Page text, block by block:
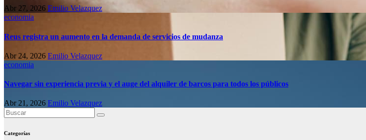
Abr 27, 2026 Emilio Velazquez
economia
Reus registra un aumento en la demanda de servicios de mudanza
Abr 24, 2026 Emilio Velazquez
economia
Navegar sin experiencia previa y el auge del alquiler de barcos para todos los públicos
Abr 21, 2026 Emilio Velazquez
Categorías